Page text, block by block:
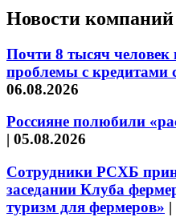
Новости компаний
Почти 8 тысяч
проблемы с
06.08.2026
Россияне полюбили
| 05.08.2026
Сотрудники РСХБ
заседании Клуба
туризм для фермеров» |